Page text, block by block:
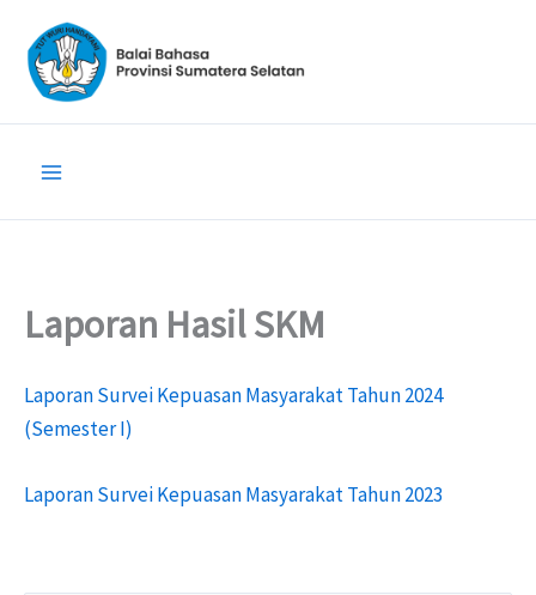
konten
Laporan Hasil SKM
Laporan Survei Kepuasan Masyarakat Tahun 2024
(Semester I)
Laporan Survei Kepuasan Masyarakat Tahun 2023